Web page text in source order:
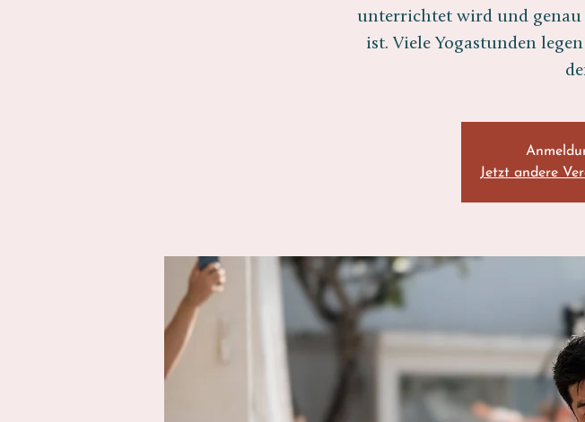
unterrichtet wird und
ist. Viele Yogastunden
Jetzt andere